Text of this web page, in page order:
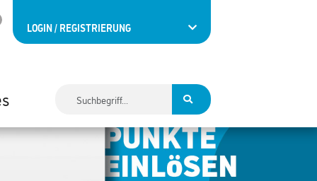
LOGIN / REGISTRIERUNG